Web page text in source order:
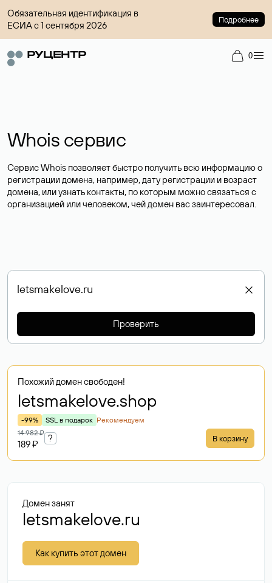
Обязательная идентификация в
ЕСИА с 1 сентября 2026
Подробнее
0
Whois сервис
Сервис Whois позволяет быстро получить всю информацию о
регистрации домена, например, дату регистрации и возраст
домена, или узнать контакты, по которым можно связаться с
организацией или человеком, чей домен вас заинтересовал.
Проверить
Похожий домен свободен!
letsmakelove.shop
-99% SSL в подарок Рекомендуем
14 982 ₽
189 ₽
? В корзину
Домен занят
letsmakelove.ru
Как купить этот домен